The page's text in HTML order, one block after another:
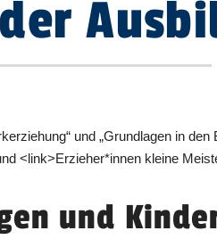
und „Grundlagen in
<link>Erzieher*innen kleine
und